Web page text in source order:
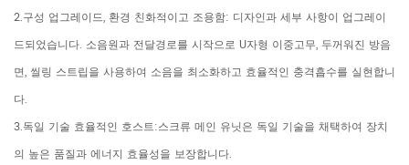
2.구성 업그레이드, 환경 친화적이고 조용함: 디자인과 세부 사항이 업그레이
드되었습니다. 소음원과 전달경로를 시작으로 U자형 이중고무, 두꺼워진 방음
면, 씰링 스트립을 사용하여 소음을 최소화하고 효율적인 충격흡수를 실현합니
다.
3.독일 기술 효율적인 호스트:스크류 메인 유닛은 독일 기술을 채택하여 장치
의 높은 품질과 에너지 효율성을 보장합니다.